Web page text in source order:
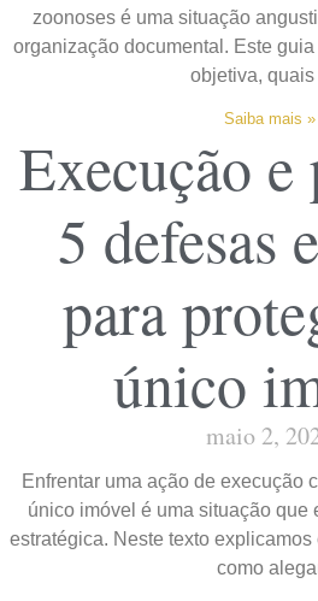
zoonoses é uma situação
organização documental. Este
objetiva, quais
Saiba mais »
Execução e
5 defesas
para
único
maio 2,
Enfrentar uma ação de execução
único imóvel é uma situação que
estratégica. Neste texto
como